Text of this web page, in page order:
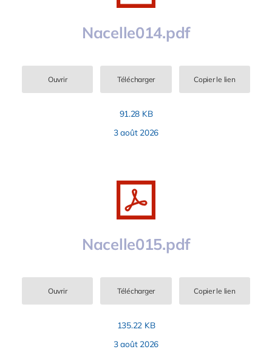
Nacelle014.pdf
Ouvrir Télécharger Copier le lien
91.28 KB
3 août 2026
Nacelle015.pdf
Ouvrir Télécharger Copier le lien
135.22 KB
3 août 2026